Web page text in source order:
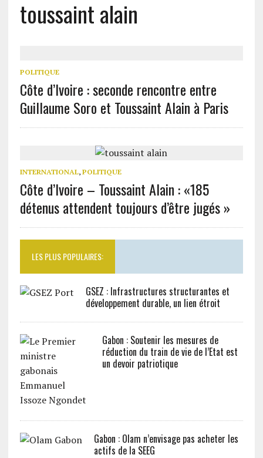
toussaint alain
POLITIQUE
Côte d’Ivoire : seconde rencontre entre
Guillaume Soro et Toussaint Alain à Paris
INTERNATIONAL, POLITIQUE
Côte d’Ivoire – Toussaint Alain : «185
détenus attendent toujours d’être jugés »
LES PLUS POPULAIRES:
GSEZ : Infrastructures structurantes et
développement durable, un lien étroit
Gabon : Soutenir les mesures de
réduction du train de vie de l’Etat est
un devoir patriotique
Gabon : Olam n’envisage pas acheter les
actifs de la SEEG